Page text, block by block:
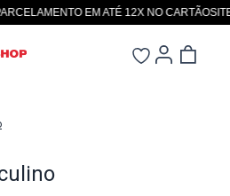
EM ATÉ 12X NO CARTÃOSITE